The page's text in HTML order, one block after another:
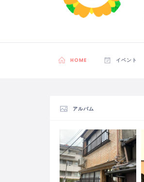
HOME イベント
アルバム